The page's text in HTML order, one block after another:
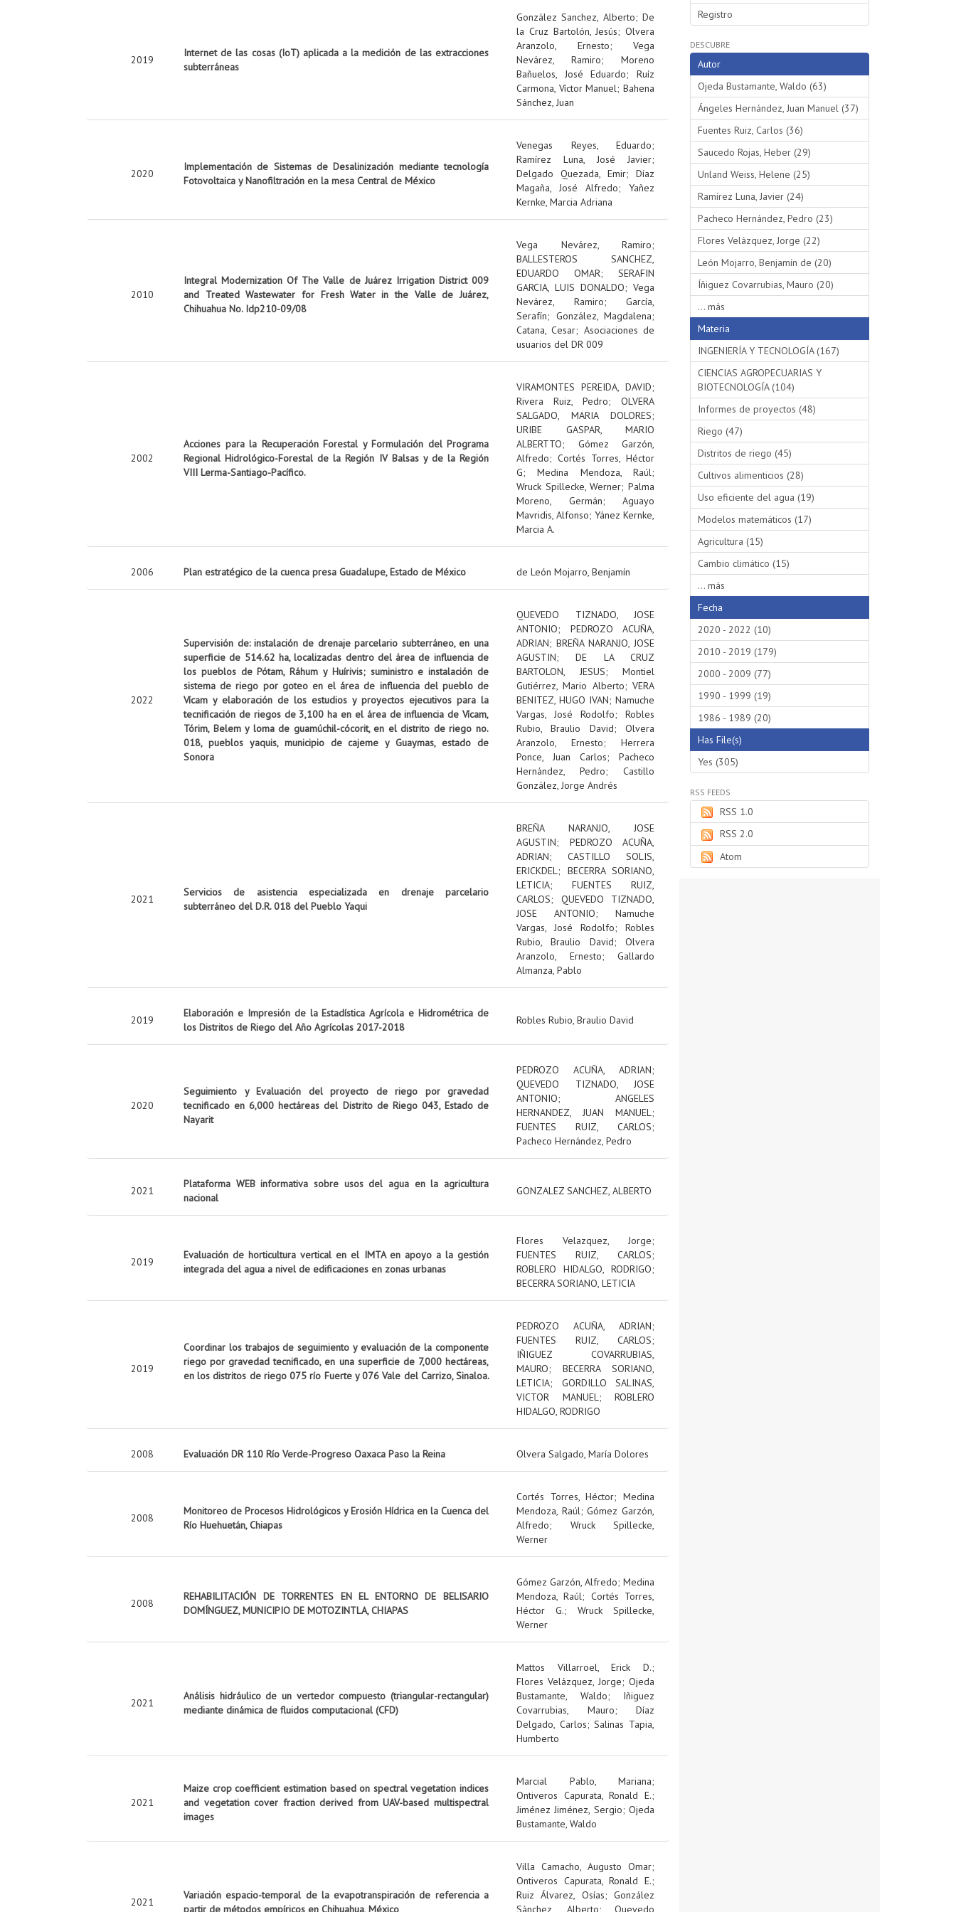
2019
Internet de las cosas (IoT) aplicada a la medición de las extracciones
subterráneas
González Sanchez, Alberto;De
la Cruz Bartolón, Jesús; Olvera
Aranzolo, Ernesto; Vega
Nevárez, Ramiro; Moreno
Bañuelos, José Eduardo;Ruíz
Carmona, Víctor Manuel;Bahena
Sánchez, Juan
2020
Implementación de Sistemas de Desalinización mediante tecnología
Fotovoltaica y Nanofiltración en la mesa Central de México
Venegas Reyes, Eduardo;
Ramírez Luna, José Javier;
Delgado Quezada, Emir; Díaz
Magaña, José Alfredo; Yañez
Kernke, Marcia Adriana
2010
Integral Modernization Of The Valle de Juárez Irrigation District 009
and Treated Wastewater for Fresh Water in the Valle de Juárez,
Chihuahua No. Idp210-09/08
Vega Nevárez, Ramiro;
BALLESTEROS SANCHEZ,
EDUARDO OMAR; SERAFIN
GARCIA, LUIS DONALDO; Vega
Nevárez, Ramiro; García,
Serafín; González, Magdalena;
Catana, Cesar; Asociaciones de
usuarios del DR 009
2002
Acciones para la Recuperación Forestal y Formulación del Programa
Regional Hidrológico-Forestal de la Región IV Balsas y de la Región
VIII Lerma-Santiago-Pacífico.
VIRAMONTES PEREIDA, DAVID;
Rivera Ruiz, Pedro; OLVERA
SALGADO, MARIA DOLORES;
URIBE GASPAR, MARIO
ALBERTTO; Gómez Garzón,
Alfredo; Cortés Torres, Héctor
G;Medina Mendoza, Raúl;
Wruck Spillecke, Werner;Palma
Moreno, Germán; Aguayo
Mavridis, Alfonso; Yánez Kernke,
Marcia A.
2006 Plan estratégico de la cuenca presa Guadalupe, Estado de México de León Mojarro, Benjamín
2022
Supervisión de: instalación de drenaje parcelario subterráneo, en una
superficie de 514.62 ha, localizadas dentro del área de influencia de
los pueblos de Pótam, Ráhum y Huírivis; suministro e instalación de
sistema de riego por goteo en el área de influencia del pueblo de
Vícam y elaboración de los estudios y proyectos ejecutivos para la
tecnificación de riegos de 3,100 ha en el área de influencia de Vícam,
Tórim, Belem y loma de guamúchil-cócorit, en el distrito de riego no.
018, pueblos yaquis, municipio de cajeme y Guaymas, estado de
Sonora
QUEVEDO TIZNADO, JOSE
ANTONIO; PEDROZO ACUÑA,
ADRIAN; BREÑA NARANJO, JOSE
AGUSTIN;DE LA CRUZ
BARTOLON, JESUS; Montiel
Gutiérrez, Mario Alberto;VERA
BENITEZ, HUGO IVAN; Namuche
Vargas, José Rodolfo; Robles
Rubio, Braulio David;Olvera
Aranzolo, Ernesto; Herrera
Ponce, Juan Carlos; Pacheco
Hernández, Pedro; Castillo
González, Jorge Andrés
2021
Servicios de asistencia especializada en drenaje parcelario
subterráneo del D.R. 018 del Pueblo Yaqui
BREÑA NARANJO, JOSE
AGUSTIN; PEDROZO ACUÑA,
ADRIAN; CASTILLO SOLIS,
ERICKDEL; BECERRA SORIANO,
LETICIA; FUENTES RUIZ,
CARLOS; QUEVEDO TIZNADO,
JOSE ANTONIO; Namuche
Vargas, José Rodolfo; Robles
Rubio, Braulio David;Olvera
Aranzolo, Ernesto; Gallardo
Almanza, Pablo
2019
Elaboración e Impresión de la Estadística Agrícola e Hidrométrica de
los Distritos de Riego del Año Agrícolas 2017-2018
Robles Rubio, Braulio David
2020
Seguimiento y Evaluación del proyecto de riego por gravedad
tecnificado en 6,000 hectáreas del Distrito de Riego 043, Estado de
Nayarit
PEDROZO ACUÑA, ADRIAN;
QUEVEDO TIZNADO, JOSE
ANTONIO; ANGELES
HERNANDEZ, JUAN MANUEL;
FUENTES RUIZ, CARLOS;
Pacheco Hernández, Pedro
2021
Plataforma WEB informativa sobre usos del agua en la agricultura
nacional
GONZALEZ SANCHEZ, ALBERTO
2019
Evaluación de horticultura vertical en el IMTA en apoyo a la gestión
integrada del agua a nivel de edificaciones en zonas urbanas
Flores Velazquez, Jorge;
FUENTES RUIZ, CARLOS;
ROBLERO HIDALGO, RODRIGO;
BECERRA SORIANO, LETICIA
2019
Coordinar los trabajos de seguimiento y evaluación de la componente
riego por gravedad tecnificado, en una superficie de 7,000 hectáreas,
en los distritos de riego 075 río Fuerte y 076 Vale del Carrizo, Sinaloa.
PEDROZO ACUÑA, ADRIAN;
FUENTES RUIZ, CARLOS;
IÑIGUEZ COVARRUBIAS,
MAURO; BECERRA SORIANO,
LETICIA; GORDILLO SALINAS,
VICTOR MANUEL; ROBLERO
HIDALGO, RODRIGO
2008 Evaluación DR 110 Río Verde-Progreso Oaxaca Paso la Reina Olvera Salgado, María Dolores
2008
Monitoreo de Procesos Hidrológicos y Erosión Hídrica en la Cuenca del
Río Huehuetán, Chiapas
Cortés Torres, Héctor;Medina
Mendoza, Raúl;Gómez Garzón,
Alfredo; Wruck Spillecke,
Werner
2008
REHABILITACIÓN DE TORRENTES EN EL ENTORNO DE BELISARIO
DOMÍNGUEZ, MUNICIPIO DE MOTOZINTLA, CHIAPAS
Gómez Garzón, Alfredo; Medina
Mendoza, Raúl; Cortés Torres,
Héctor G.; Wruck Spillecke,
Werner
2021
Análisis hidráulico de un vertedor compuesto (triangular-rectangular)
mediante dinámica de fluidos computacional (CFD)
Mattos Villarroel, Erick D.;
Flores Velázquez, Jorge; Ojeda
Bustamante, Waldo; Iñiguez
Covarrubias, Mauro; Díaz
Delgado, Carlos;Salinas Tapia,
Humberto
2021
Maize crop coefficient estimation based on spectral vegetation indices
and vegetation cover fraction derived from UAV-based multispectral
images
Marcial Pablo, Mariana;
Ontiveros Capurata, Ronald E.;
Jiménez Jiménez, Sergio;Ojeda
Bustamante, Waldo
2021
Variación espacio-temporal de la evapotranspiración de referencia a
partir de métodos empíricos en Chihuahua, México
Villa Camacho, Augusto Omar;
Ontiveros Capurata, Ronald E.;
Ruiz Álvarez, Osías;González
Sánchez, Alberto; Quevedo
Registro
DESCUBRE
Autor
Ojeda Bustamante, Waldo (63)
Ángeles Hernández, Juan Manuel (37)
Fuentes Ruiz, Carlos (36)
Saucedo Rojas, Heber (29)
Unland Weiss, Helene (25)
Ramírez Luna, Javier (24)
Pacheco Hernández, Pedro (23)
Flores Velázquez, Jorge (22)
León Mojarro, Benjamín de (20)
Íñiguez Covarrubias, Mauro (20)
... más
Materia
INGENIERÍA Y TECNOLOGÍA (167)
CIENCIAS AGROPECUARIAS Y
BIOTECNOLOGÍA (104)
Informes de proyectos (48)
Riego (47)
Distritos de riego (45)
Cultivos alimenticios (28)
Uso eficiente del agua (19)
Modelos matemáticos (17)
Agricultura (15)
Cambio climático (15)
... más
Fecha
2020 - 2022 (10)
2010 - 2019 (179)
2000 - 2009 (77)
1990 - 1999 (19)
1986 - 1989 (20)
Has File(s)
Yes (305)
RSS FEEDS
RSS 1.0
RSS 2.0
Atom